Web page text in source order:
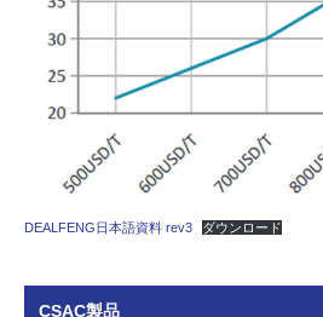
DEALFENG日本語資料 rev3 ダウンロード
CSAC製品